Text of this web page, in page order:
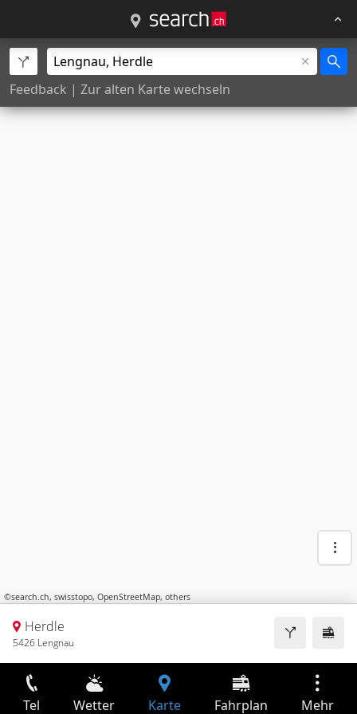
Feedback | Zur alten Karte wechseln
©search.ch, swisstopo, OpenStreetMap, others
Herdle
5426 Lengnau
Tel Wetter Karte Fahrplan Mehr